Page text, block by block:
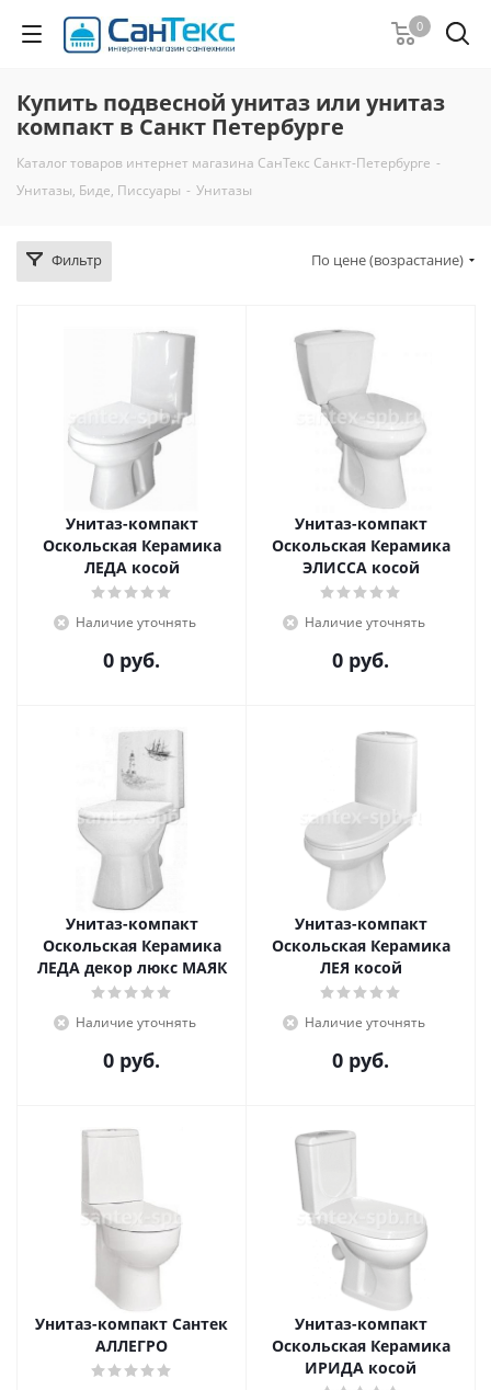
0
Купить подвесной унитаз или унитаз
компакт в Санкт Петербурге
Каталог товаров интернет магазина СанТекс Санкт-Петербурге -
Унитазы, Биде, Писсуары - Унитазы
Фильтр По цене (возрастание)
Унитаз-компакт
Оскольская Керамика
ЛЕДА косой
Наличие уточнять
0 руб.
Унитаз-компакт
Оскольская Керамика
ЭЛИССА косой
Наличие уточнять
0 руб.
Унитаз-компакт
Оскольская Керамика
ЛЕДА декор люкс МАЯК
Наличие уточнять
0 руб.
Унитаз-компакт
Оскольская Керамика
ЛЕЯ косой
Наличие уточнять
0 руб.
Унитаз-компакт Сантек
АЛЛЕГРО
Унитаз-компакт
Оскольская Керамика
ИРИДА косой